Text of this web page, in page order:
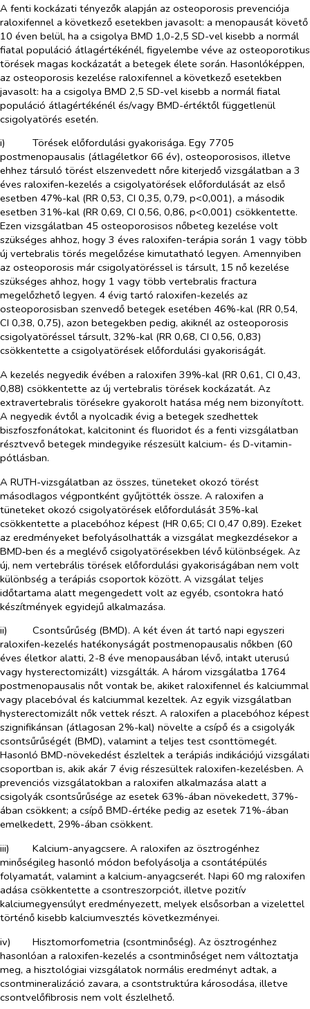
A fenti kockázati tényezők alapján az osteoporosis prevenciója
raloxifennel a következő esetekben javasolt: a menopausát követő
10 éven belül, ha a csigolya BMD 1,0-2,5 SD-vel kisebb a normál
fiatal populáció átlagértékénél, figyelembe véve az osteoporotikus
törések magas kockázatát a betegek élete során. Hasonlóképpen,
az osteoporosis kezelése raloxifennel a következő esetekben
javasolt: ha a csigolya BMD 2,5 SD-vel kisebb a normál fiatal
populáció átlagértékénél és/vagy BMD-értéktől függetlenül
csigolyatörés esetén.
i)​
Törések előfordulási gyakorisága. Egy 7705
postmenopausalis (átlagéletkor 66 év), osteoporosisos, illetve
ehhez társuló törést elszenvedett nőre kiterjedő vizsgálatban a 3
éves raloxifen-kezelés a csigolyatörések előfordulását az első
esetben 47%-kal (RR 0,53, CI 0,35, 0,79, p<0,001), a második
esetben 31%-kal (RR 0,69, CI 0,56, 0,86, p<0,001) csökkentette.
Ezen vizsgálatban 45 osteoporosisos nőbeteg kezelése volt
szükséges ahhoz, hogy 3 éves raloxifen-terápia során 1 vagy több
új vertebralis törés megelőzése kimutatható legyen. Amennyiben
az osteoporosis már csigolyatöréssel is társult, 15 nő kezelése
szükséges ahhoz, hogy 1 vagy több vertebralis fractura
megelőzhető legyen. 4 évig tartó raloxifen-kezelés az
osteoporosisban szenvedő betegek esetében 46%-kal (RR 0,54,
CI 0,38, 0,75), azon betegekben pedig, akiknél az osteoporosis
csigolyatöréssel társult, 32%-kal (RR 0,68, CI 0,56, 0,83)
csökkentette a csigolyatörések előfordulási gyakoriságát.
A kezelés negyedik évében a raloxifen 39%-kal (RR 0,61, CI 0,43,
0,88) csökkentette az új vertebralis törések kockázatát. Az
extravertebralis törésekre gyakorolt hatása még nem bizonyított.
A negyedik évtől a nyolcadik évig a betegek szedhettek
biszfoszfonátokat, kalcitonint és fluoridot és a fenti vizsgálatban
résztvevő betegek mindegyike részesült kalcium- és D-vitamin-
pótlásban.
A RUTH-vizsgálatban az összes, tüneteket okozó törést
másodlagos végpontként gyűjtötték össze. A raloxifen a
tüneteket okozó csigolyatörések előfordulását 35%-kal
csökkentette a placebóhoz képest (HR 0,65; CI 0,47 0,89). Ezeket
az eredményeket befolyásolhatták a vizsgálat megkezdésekor a
BMD‑ben és a meglévő csigolyatörésekben lévő különbségek. Az
új, nem vertebrális törések előfordulási gyakoriságában nem volt
különbség a terápiás csoportok között. A vizsgálat teljes
időtartama alatt megengedett volt az egyéb, csontokra ható
készítmények egyidejű alkalmazása.
ii)​
Csontsűrűség (BMD). A két éven át tartó napi egyszeri
raloxifen-kezelés hatékonyságát postmenopausalis nőkben (60
éves életkor alatti, 2-8 éve menopausában lévő, intakt uterusú
vagy hysterectomizált) vizsgálták. A három vizsgálatba 1764
postmenopausalis nőt vontak be, akiket raloxifennel és kalciummal
vagy placebóval és kalciummal kezeltek. Az egyik vizsgálatban
hysterectomizált nők vettek részt. A raloxifen a placebóhoz képest
szignifikánsan (átlagosan 2%-kal) növelte a csípő és a csigolyák
csontsűrűségét (BMD), valamint a teljes test csonttömegét.
Hasonló BMD-növekedést észleltek a terápiás indikációjú vizsgálati
csoportban is, akik akár 7 évig részesültek raloxifen-kezelésben. A
prevenciós vizsgálatokban a raloxifen alkalmazása alatt a
csigolyák csontsűrűsége az esetek 63%-ában növekedett, 37%-
ában csökkent; a csípő BMD-értéke pedig az esetek 71%-ában
emelkedett, 29%-ában csökkent.
iii)​
Kalcium-anyagcsere. A raloxifen az ösztrogénhez
minőségileg hasonló módon befolyásolja a csontátépülés
folyamatát, valamint a kalcium-anyagcserét. Napi 60 mg raloxifen
adása csökkentette a csontreszorpciót, illetve pozitív
kalciumegyensúlyt eredményezett, melyek elsősorban a vizelettel
történő kisebb kalciumvesztés következményei.
iv)​
Hisztomorfometria (csontminőség). Az ösztrogénhez
hasonlóan a raloxifen-kezelés a csontminőséget nem változtatja
meg, a hisztológiai vizsgálatok normális eredményt adtak, a
csontmineralizáció zavara, a csontstruktúra károsodása, illetve
csontvelőfibrosis nem volt észlelhető.